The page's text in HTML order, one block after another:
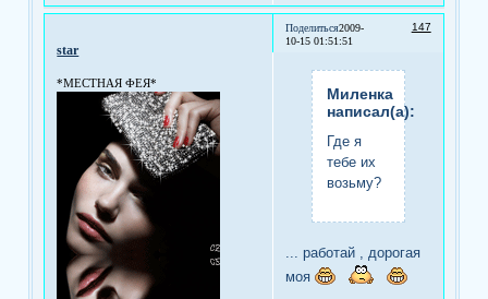
Поделиться 147
2009-
10-15 01:51:51
star
*МЕСТНАЯ ФЕЯ*
Миленка
написал(а):
Где я
тебе их
возьму?
... работай , дорогая
моя